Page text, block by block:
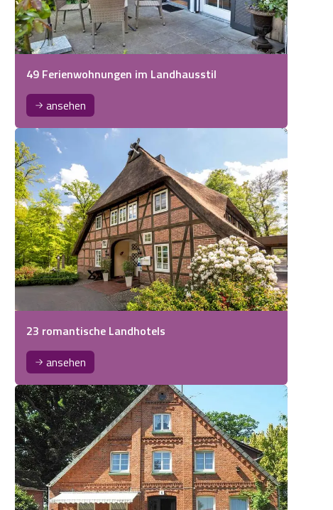
49 Ferienwohnungen im Landhausstil
ansehen
23 romantische Landhotels
ansehen